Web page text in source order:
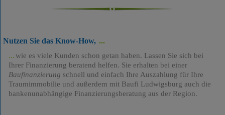
Nutzen Sie das Know-How,
wie es viele Kunden schon getan haben. Lassen Sie sich bei
Ihrer Finanzierung beratend helfen. Sie erhalten bei einer
Baufinanzierung schnell und einfach Ihre Auszahlung für Ihre
Traumimmobilie und außerdem mit Baufi Ludwigsburg auch die
bankenunabhängige Finanzierungsberatung aus der Region.